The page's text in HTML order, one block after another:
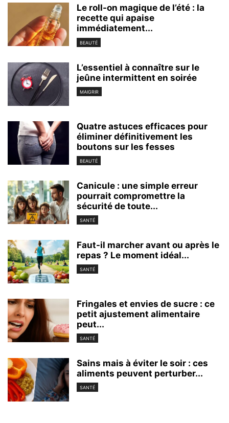
Le roll-on magique de l’été : la
recette qui apaise
immédiatement...
BEAUTÉ
L’essentiel à connaître sur le
jeûne intermittent en soirée
MAIGRIR
Quatre astuces efficaces pour
éliminer définitivement les
boutons sur les fesses
BEAUTÉ
Canicule : une simple erreur
pourrait compromettre la
sécurité de toute...
SANTÉ
Faut-il marcher avant ou après le
repas ? Le moment idéal...
SANTÉ
Fringales et envies de sucre : ce
petit ajustement alimentaire
peut...
SANTÉ
Sains mais à éviter le soir : ces
aliments peuvent perturber...
SANTÉ